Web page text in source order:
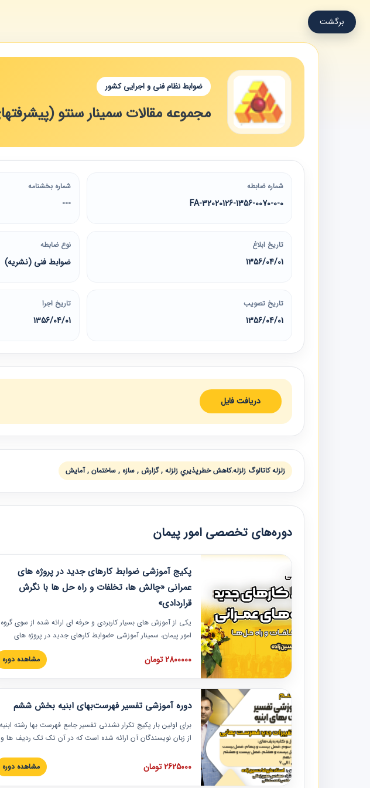
برگشت
ضوابط نظام فنی و اجرایی کشور
مجموعه مقالات سمینار سنتو (پیشرفتهای اخیر
شماره ضابطه
32020126-1356-0070-0-0-FA
شماره بخشنامه
---
تاریخ ابلاغ
1356/04/01
نوع ضابطه
ضوابط فنی (نشریه)
تاریخ تصویب
1356/04/01
تاریخ اجرا
1356/04/01
دریافت فایل
زلزله كاتالوگ زلزله.كاهش خطرپذيري زلزله , گزارش , سازه , ساختمان , آمايش
دوره‌های تخصصی امور پیمان
پکیج آموزشی ضوابط کارهای جدید در پروژه های
عمرانی «چالش ها، تخلفات و راه حل ها با نگرش
قراردادی»
یکی از آموزش‏‏‏‏‏‏ های بسیار کاربردی و حرفه‏ ای ارائه شده از سوی گروه
امور پیمان، سمینار آموزشی «ضوابط کارهای جدید در پروژه های
عمرانی» چالش ها، تخلفات و راه حل ها با نگرش قراردادی است که
در محل سندیکای شرکت های ساختمانی کشور ارائه شد. در این
به همراه تجربیات عملی ارائه شده است.
2800000 تومان مشاهده دوره
دوره آموزشی تفسیر فهرست‌بهای ابنیه بخش ششم
برای اولین بار پکیج تکرار نشدنی تفسیر جامع فهرست بها رشته ابنیه
از زبان نویسندگان آن ارائه شده است که در آن تک تک ردیف ها و
تصویری بوده و به همراه تصاویر عملیات اجرایی مرتبط با ردیف های
فهرست بها ارائه شده است. این دوره با کلام مهندس
2625000 تومان مشاهده دوره